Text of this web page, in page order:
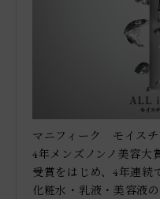
マニフィーク モイスチ
4年メンズノンノ美容
受賞をはじめ、4年連続
化粧水・乳液・美容液